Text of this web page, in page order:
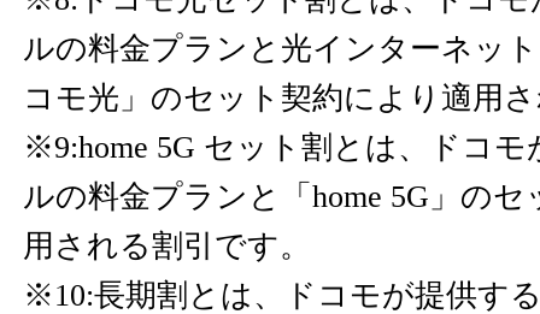
ルの料金プランと光インターネッ
コモ光」のセット契約により適用
※9:home 5G セット割とは、ドコ
ルの料金プランと「home 5G」の
用される割引です。
※10:長期割とは、ドコモが提供す